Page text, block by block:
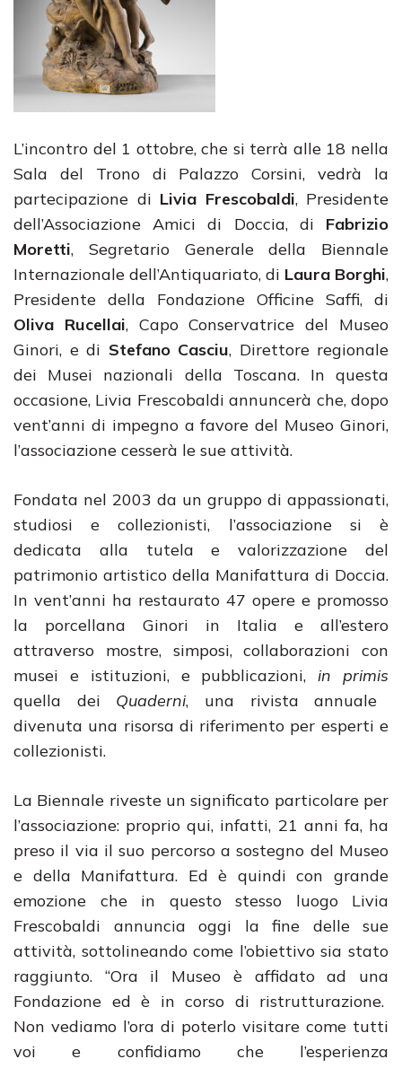
L’incontro del 1 ottobre, che si terrà alle 18 nella
Sala del Trono di Palazzo Corsini, vedrà la
partecipazione di Livia Frescobaldi, Presidente
dell’Associazione Amici di Doccia, di Fabrizio
Moretti, Segretario Generale della Biennale
Internazionale dell’Antiquariato, di Laura Borghi,
Presidente della Fondazione Officine Saffi, di
Oliva Rucellai, Capo Conservatrice del Museo
Ginori, e di Stefano Casciu, Direttore regionale
dei Musei nazionali della Toscana. In questa
occasione, Livia Frescobaldi annuncerà che, dopo
vent’anni di impegno a favore del Museo Ginori,
l’associazione cesserà le sue attività.
Fondata nel 2003 da un gruppo di appassionati,
studiosi e collezionisti, l’associazione si è
dedicata alla tutela e valorizzazione del
patrimonio artistico della Manifattura di Doccia.
In vent’anni ha restaurato 47 opere e promosso
la porcellana Ginori in Italia e all’estero
attraverso mostre, simposi, collaborazioni con
musei e istituzioni, e pubblicazioni,in primis
quella dei Quaderni, una rivista annuale
divenuta una risorsa di riferimento per esperti e
collezionisti.
La Biennale riveste un significato particolare per
l’associazione: proprio qui, infatti, 21 anni fa, ha
preso il via il suo percorso a sostegno del Museo
e della Manifattura. Ed è quindi con grande
emozione che in questo stesso luogo Livia
Frescobaldi annuncia oggi la fine delle sue
attività, sottolineando come l’obiettivo sia stato
raggiunto. “Ora il Museo è affidato ad una
Fondazione ed è in corso di ristrutturazione.
Non vediamo l’ora di poterlo visitare come tutti
voi e confidiamo che l’esperienza